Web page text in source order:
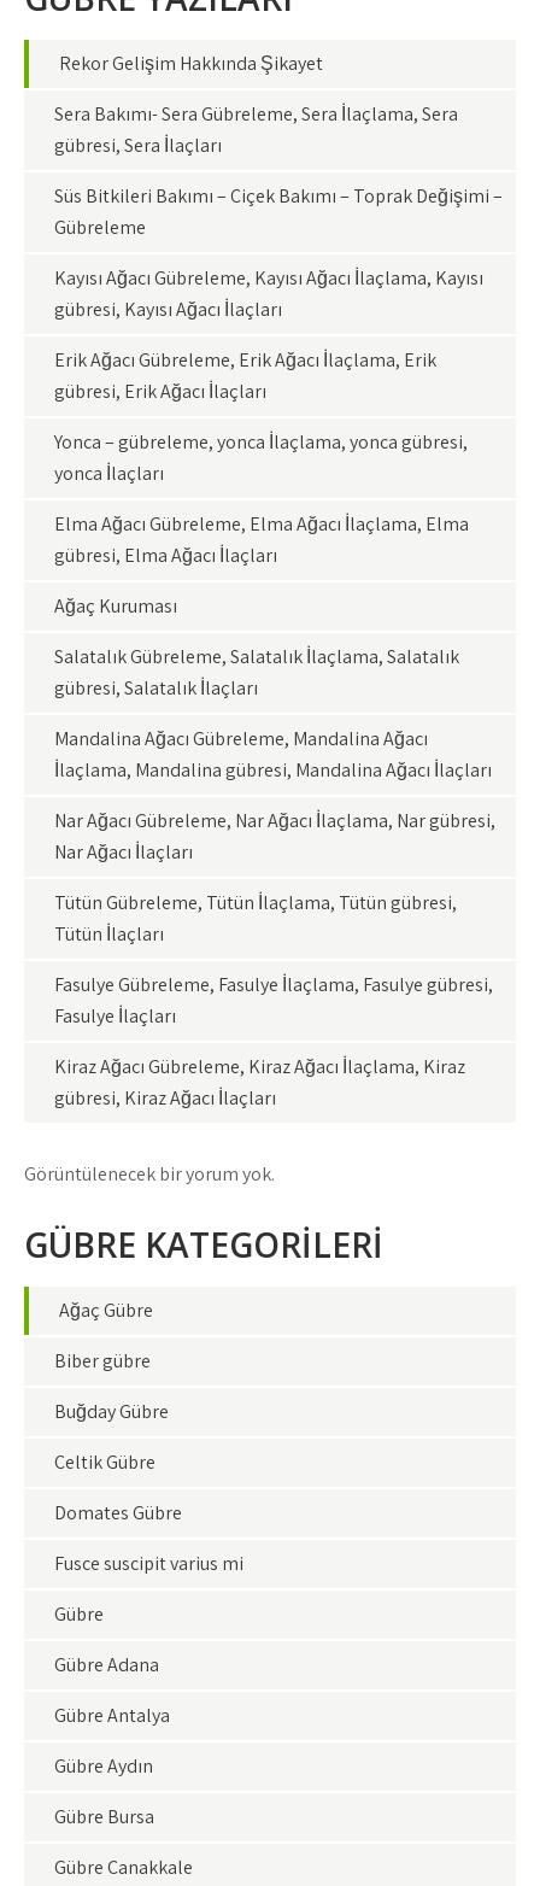
Rekor Gelişim Hakkında Şikayet
Sera Bakımı- Sera Gübreleme, Sera İlaçlama, Sera
gübresi, Sera İlaçları
Süs Bitkileri Bakımı – Çiçek Bakımı – Toprak Değişimi –
Gübreleme
Kayısı Ağacı Gübreleme, Kayısı Ağacı İlaçlama, Kayısı
gübresi, Kayısı Ağacı İlaçları
Erik Ağacı Gübreleme, Erik Ağacı İlaçlama, Erik
gübresi, Erik Ağacı İlaçları
Yonca – gübreleme, yonca İlaçlama, yonca gübresi,
yonca İlaçları
Elma Ağacı Gübreleme, Elma Ağacı İlaçlama, Elma
gübresi, Elma Ağacı İlaçları
Ağaç Kuruması
Salatalık Gübreleme, Salatalık İlaçlama, Salatalık
gübresi, Salatalık İlaçları
Mandalina Ağacı Gübreleme, Mandalina Ağacı
İlaçlama, Mandalina gübresi, Mandalina Ağacı İlaçları
Nar Ağacı Gübreleme, Nar Ağacı İlaçlama, Nar gübresi,
Nar Ağacı İlaçları
Tütün Gübreleme, Tütün İlaçlama, Tütün gübresi,
Tütün İlaçları
Fasulye Gübreleme, Fasulye İlaçlama, Fasulye gübresi,
Fasulye İlaçları
Kiraz Ağacı Gübreleme, Kiraz Ağacı İlaçlama, Kiraz
gübresi, Kiraz Ağacı İlaçları
Görüntülenecek bir yorum yok.
GÜBRE KATEGORİLERİ
Ağaç Gübre
Biber gübre
Buğday Gübre
Çeltik Gübre
Domates Gübre
Fusce suscipit varius mi
Gübre
Gübre Adana
Gübre Antalya
Gübre Aydın
Gübre Bursa
Gübre Çanakkale